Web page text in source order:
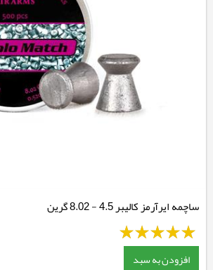
ساچمه ایرآرمز کالیبر 4.5 - 8.02 گرین
افزودن به سبد